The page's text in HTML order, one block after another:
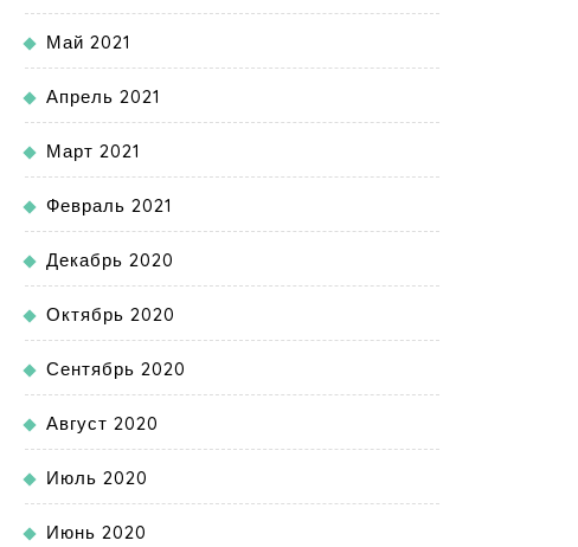
Май 2021
Апрель 2021
Март 2021
Февраль 2021
Декабрь 2020
Октябрь 2020
Сентябрь 2020
Август 2020
Июль 2020
Июнь 2020